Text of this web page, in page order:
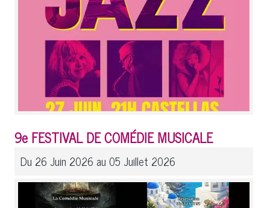
9e FESTIVAL DE COMÉDIE MUSICALE
Du 26 Juin 2026 au 05 Juillet 2026